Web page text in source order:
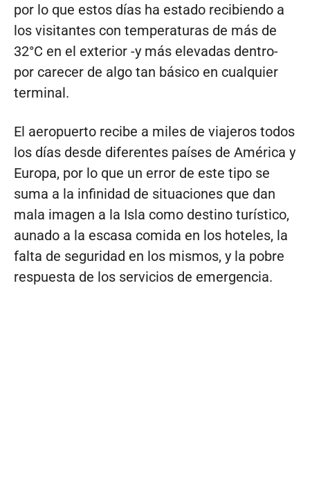
por lo que estos días ha estado recibiendo a
los visitantes con temperaturas de más de
32°C en el exterior -y más elevadas dentro-
por carecer de algo tan básico en cualquier
terminal.
El aeropuerto recibe a miles de viajeros todos
los días desde diferentes países de América y
Europa, por lo que un error de este tipo se
suma a la infinidad de situaciones que dan
mala imagen a la Isla como destino turístico,
aunado a la escasa comida en los hoteles, la
falta de seguridad en los mismos, y la pobre
respuesta de los servicios de emergencia.